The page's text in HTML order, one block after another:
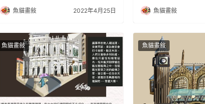
魚貓畫敍 2022年4月25日 魚貓畫敍
魚貓畫敍 魚貓畫敍